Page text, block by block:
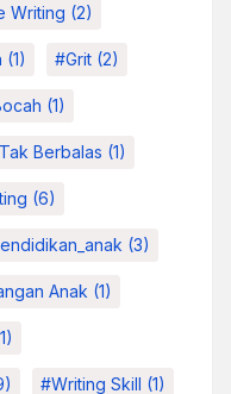
Writing (2)
(1) #grit (2)
(1)
Berbalas (1)
(6)
(3)
Anak (1)
#Writing Skill (1)